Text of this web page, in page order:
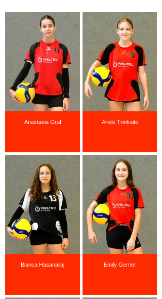
Anastasia Graf Ariele Trinkaite
Bianca Hasanaliaj Emily Gerner